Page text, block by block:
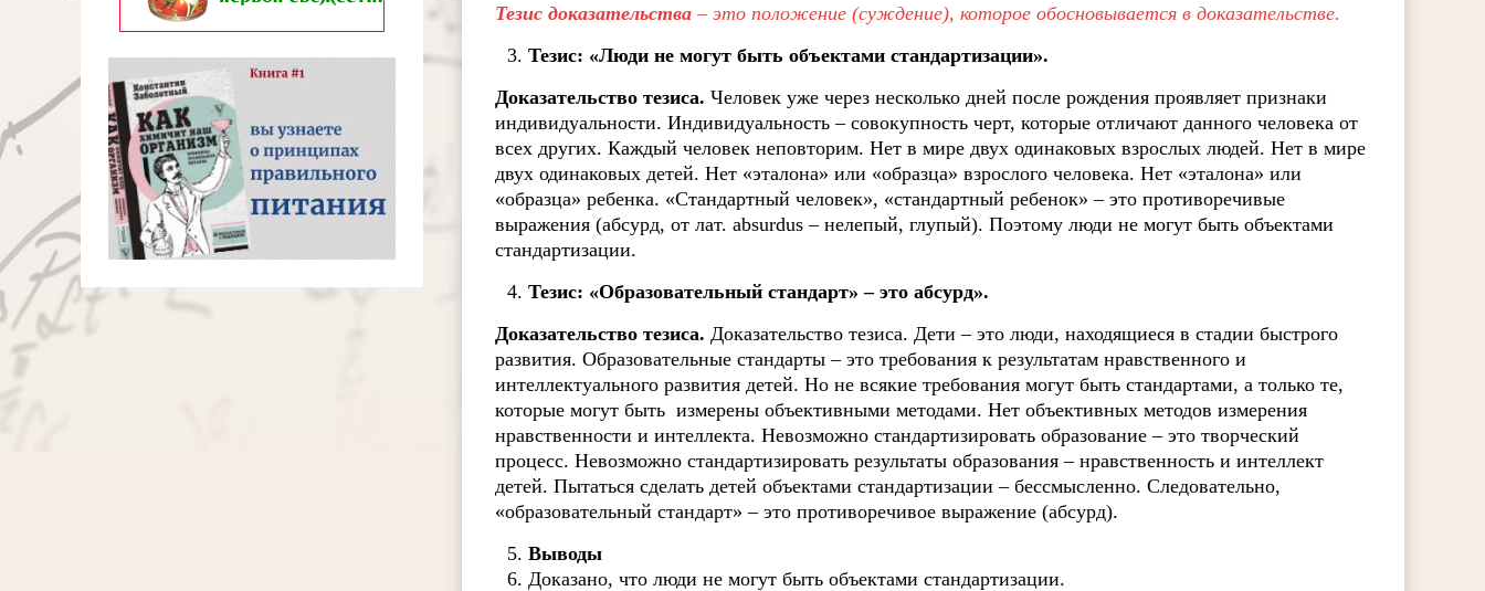
Тезис доказательства– это положение (суждение), которое обосновывается в доказательстве.
Тезис: «Люди не могут быть объектами стандартизации».
Доказательство тезиса.Человек уже через несколько дней после рождения проявляет признаки
индивидуальности. Индивидуальность – совокупность черт, которые отличают данного человека от
всех других. Каждый человек неповторим. Нет в мире двух одинаковых взрослых людей. Нет в мире
двух одинаковых детей. Нет «эталона» или «образца» взрослого человека. Нет «эталона» или
«образца» ребенка. «Стандартный человек», «стандартный ребенок» – это противоречивые
выражения (абсурд, от лат. absurdus – нелепый, глупый). Поэтому люди не могут быть объектами
стандартизации.
Тезис: «Образовательный стандарт» – это абсурд».
Доказательство тезиса. Доказательство тезиса. Дети – это люди, находящиеся в стадии быстрого
развития. Образовательные стандарты – это требования к результатам нравственного и
интеллектуального развития детей. Но не всякие требования могут быть стандартами, а только те,
которые могут быть измерены объективными методами. Нет объективных методов измерения
нравственности и интеллекта. Невозможно стандартизировать образование – это творческий
процесс. Невозможно стандартизировать результаты образования – нравственность и интеллект
детей. Пытаться сделать детей объектами стандартизации – бессмысленно. Следовательно,
«образовательный стандарт» – это противоречивое выражение (абсурд).
Выводы
Доказано, что люди не могут быть объектами стандартизации.